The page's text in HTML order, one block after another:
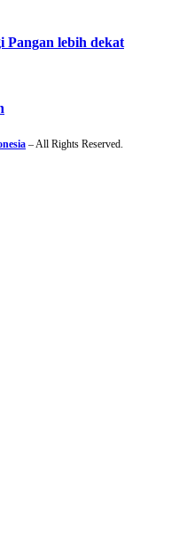
Pangan lebih dekat
– All Rights Reserved.